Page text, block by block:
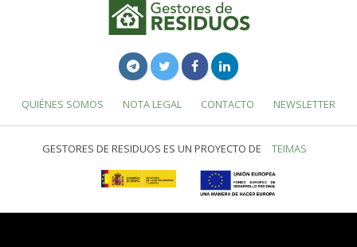
QUIÉNES SOMOS NOTA LEGAL CONTACTO NEWSLETTER
GESTORES DE RESIDUOS ES UN PROYECTO DE TEIMAS